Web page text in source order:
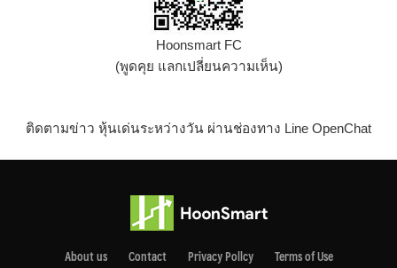
Hoonsmart FC
(พูดคุย แลกเปลี่ยนความเห็น)
ติดตามข่าว หุ้นเด่นระหว่างวัน ผ่านช่องทาง Line OpenChat
About us Contact Privacy Pollcy Terms of Use